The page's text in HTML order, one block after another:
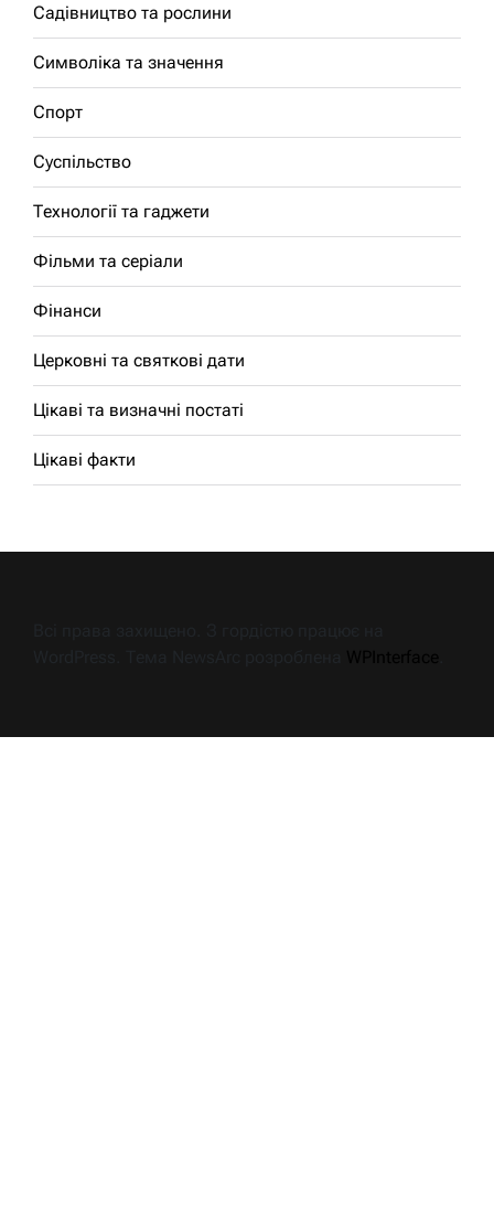
Садівництво та рослини
Символіка та значення
Спорт
Суспільство
Технології та гаджети
Фільми та серіали
Фінанси
Церковні та святкові дати
Цікаві та визначні постаті
Цікаві факти